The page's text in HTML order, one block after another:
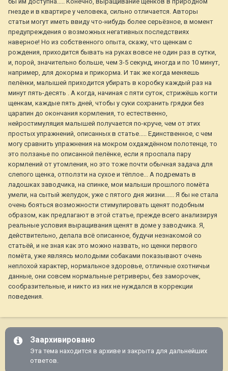
гнезде и в квартире у человека, сильно отличается. Авторы
статьи могут иметь ввиду что-нибудь более серьёзное, в момент
предупреждения о возможных негативных последствиях
наверное! Но из собственного опыта, скажу, что щенкам с
рождения, приходится бывать на руках вовсе не один раз в сутки,
и, порой, значительно больше, чем 3-5 секунд, иногда и по 10 минут,
например, для докорма и прикорма. И так же когда меняешь
пелёнки, малышей приходится убирать в коробку каждый раз на
минут пять-десять . А когда, начиная с пяти суток, стрижёшь когти
щенкам, каждые пять дней, чтобы у суки сохранить грядки без
царапин до окончания кормления, то естественно,
нейростимуляция малышей получается по-круче, чем от этих
простых упражнений, описанных в статье..... Единственное, с чем
могу сравнить упражнения на мокром охдаждённом полотенце, то
это ползанье по описанной пелёнке, если я проспала пару
кормлений от утомления, но это тоже почти обычная задача для
слепого щенка, отползти на сухое и тёплое... А подремать в
ладошках заводчика, на спинке, мои малыши прошлого помёта
умели, на сытый желудок, уже с пятого дня жизни...... Я бы не стала
очень бояться возможности стимулировать щенят подобным
образом, как предлагают в этой статье, прежде всего анализируя
реальные условия выращивания щенят в доме у заводчика. Я,
действительно, делала всё описанное, будучи незнакомой со
статьёй, и не зная как это можно назвать, но щенки первого
помёта, уже являясь молодыми собаками показывают очень
неплохой характер, нормальное здоровье, отличные охотничьи
данные, они совсем нормальные ретриверы, без заморочек,
сообразительные, и никто из них не нуждался в коррекции
поведения.
Заархивировано
Эта тема находится в архиве и закрыта для дальнейших
ответов.